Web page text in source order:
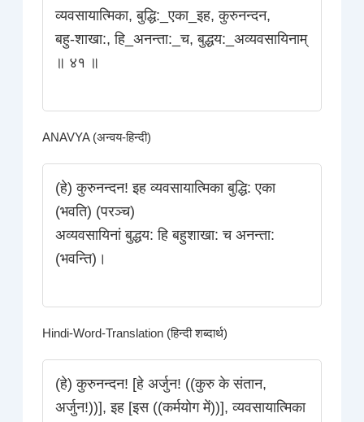
व्यवसायात्मिका, बुद्धि:_एका_इह, कुरुनन्दन,
बहु-शाखा:, हि_अनन्ता:_च, बुद्धय:_अव्यवसायिनाम्‌
॥ ४१ ॥
ANAVYA (अन्वय-हिन्दी)
(हे) कुरुनन्दन! इह व्यवसायात्मिका बुद्धि: एका
(भवति) (परञ्च)
अव्यवसायिनां बुद्धय: हि बहुशाखा: च अनन्ता:
(भवन्ति)।
Hindi-Word-Translation (हिन्दी शब्दार्थ)
(हे) कुरुनन्दन! [हे अर्जुन! ((कुरु के संतान,
अर्जुन!))], इह [इस ((कर्मयोग में))], व्यवसायात्मिका